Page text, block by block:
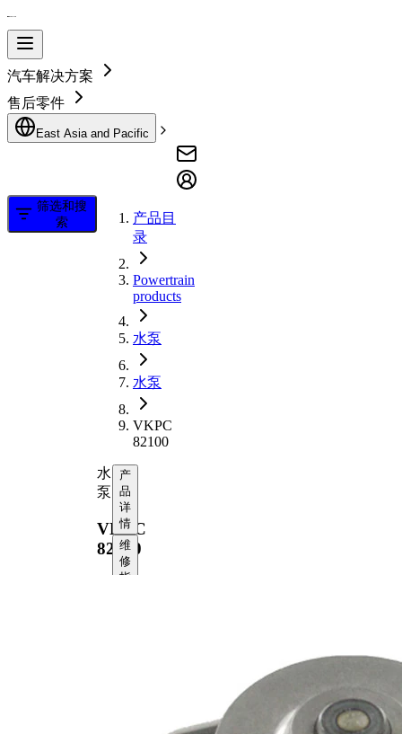
汽车解决方案
售后零件
East Asia and Pacific
筛选和搜
索
产品目
录
Powertrain
products
水泵
水泵
VKPC
82100
水
泵
VKPC
82100
产
品
详
情
维
修
指